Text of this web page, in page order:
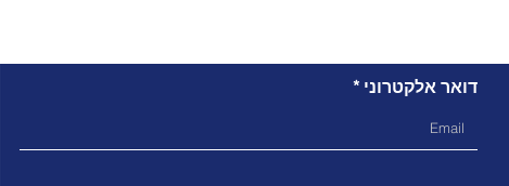
דואר אלקטרוני